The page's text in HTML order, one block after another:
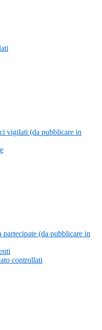
vigilati (da pubblicare in
partecipate (da pubblicare in
controllati